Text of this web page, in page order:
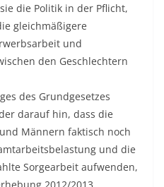
die Politik in der Pflicht,
gleichmäßigere
und
den Geschlechtern
des Grundgesetzes
darauf hin, dass die
Männern faktisch noch
und die
Sorgearbeit aufwenden,